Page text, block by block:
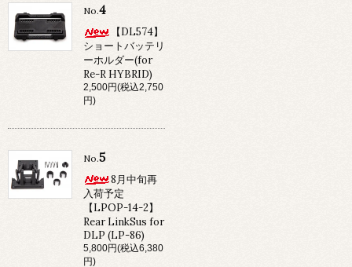
No.4
【DL574】
ショートバッテリ
ーホルダー(for
Re-R HYBRID)
2,500円(税込2,750
円)
No.5
8月中旬再
入荷予定
【LPOP-14-2】
Rear LinkSus for
DLP (LP-86)
5,800円(税込6,380
円)